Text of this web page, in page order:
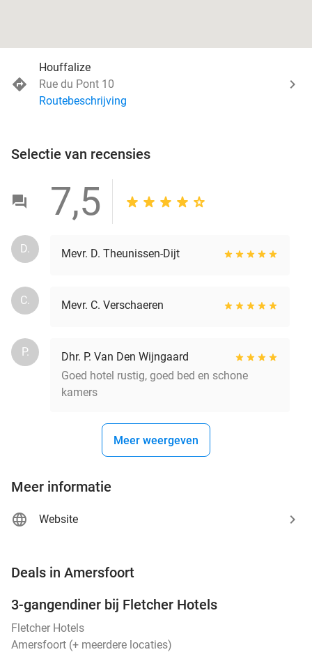
Houffalize
Rue du Pont 10
Routebeschrijving
Selectie van recensies
7,5
D. Mevr. D. Theunissen-Dijt
C. Mevr. C. Verschaeren
P.
Dhr. P. Van Den Wijngaard
Goed hotel rustig, goed bed en schone
kamers
Meer weergeven
Meer informatie
Website
Deals in Amersfoort
3-gangendiner bij Fletcher Hotels
Fletcher Hotels
Amersfoort (+ meerdere locaties)